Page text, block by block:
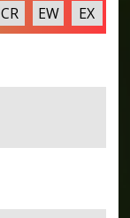
CR EW EX